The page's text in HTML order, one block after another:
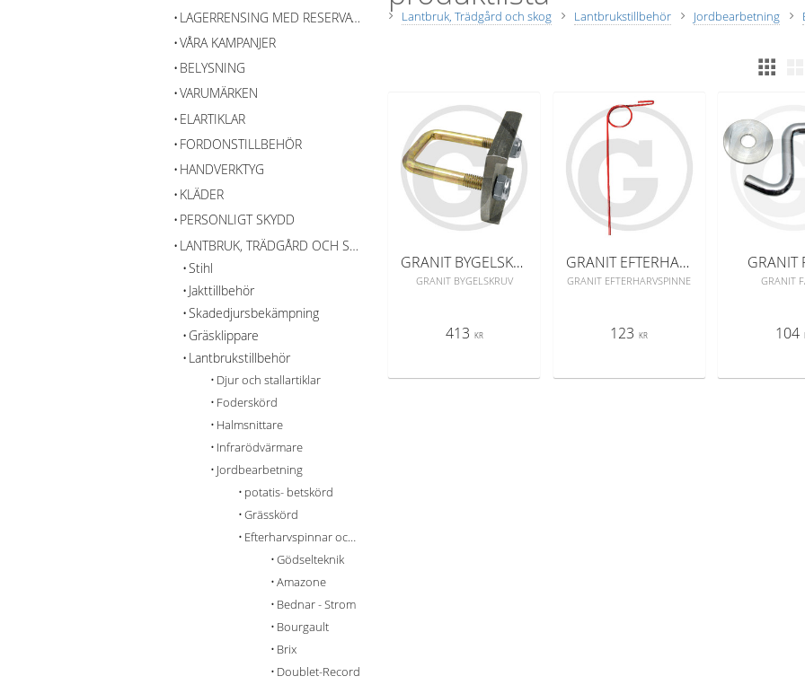
Lantbruk, Trädgård och skog Lantbrukstillbehör Jordbearbetning
GRANIT BYGELSKRUV
GRANIT BYGELSKRUV
413 KR
GRANIT EFTERHARVSPINNE
GRANIT EFTERHARVSPINNE
123 KR
GRANIT
GRANIT
104
LAGERRENSING MED RESERVATION FÖR SLUTFÖRSÄLJNING
VÅRA KAMPANJER
BELYSNING
VARUMÄRKEN
ELARTIKLAR
FORDONSTILLBEHÖR
HANDVERKTYG
KLÄDER
PERSONLIGT SKYDD
LANTBRUK, TRÄDGÅRD OCH SKOG
Stihl
Jakttillbehör
Skadedjursbekämpning
Gräsklippare
Lantbrukstillbehör
Djur och stallartiklar
Foderskörd
Halmsnittare
Infrarödvärmare
Jordbearbetning
potatis- betskörd
Grässkörd
Efterharvspinnar och Tillbehör
Gödselteknik
Amazone
Bednar - Strom
Bourgault
Brix
Doublet-Record